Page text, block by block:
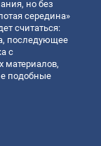
но без
середина»
считаться:
последующее
с
материалов,
подобные